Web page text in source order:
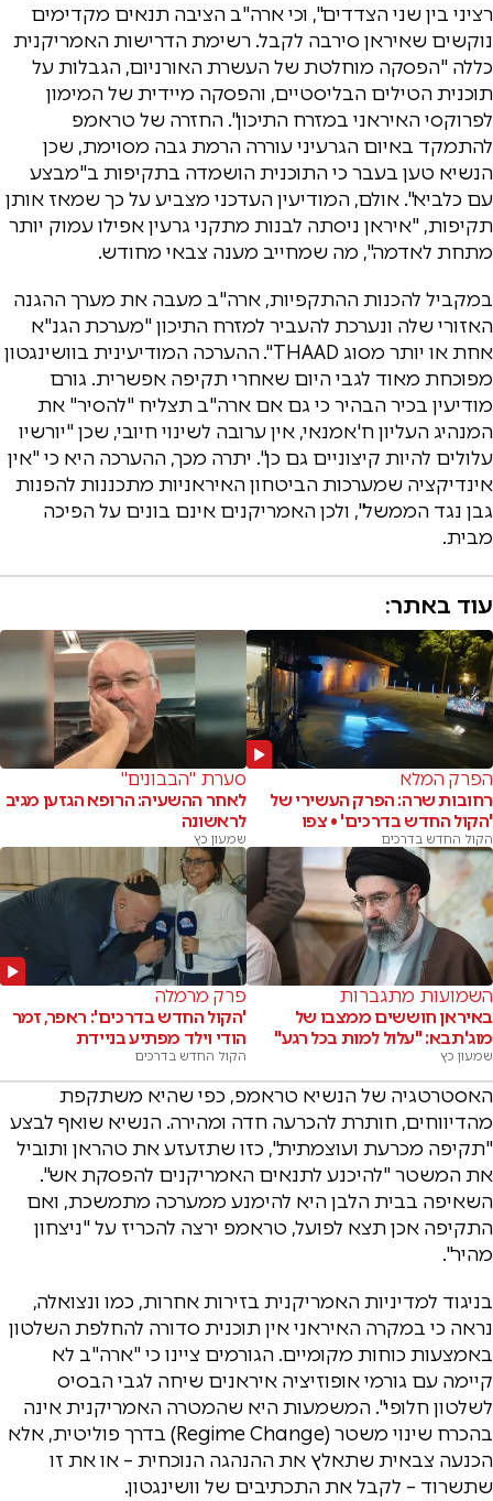
רציני בין שני הצדדים", וכי ארה"ב הציבה תנאים מקדימים
נוקשים שאיראן סירבה לקבל. רשימת הדרישות האמריקנית
כללה "הפסקה מוחלטת של העשרת האורניום, הגבלות על
תוכנית הטילים הבליסטיים, והפסקה מיידית של המימון
לפרוקסי האיראני במזרח התיכון". החזרה של טראמפ
להתמקד באיום הגרעיני עוררה הרמת גבה מסוימת, שכן
הנשיא טען בעבר כי התוכנית הושמדה בתקיפות ב"מבצע
עם כלביא". אולם, המודיעין העדכני מצביע על כך שמאז אותן
תקיפות, "איראן ניסתה לבנות מתקני גרעין אפילו עמוק יותר
מתחת לאדמה", מה שמחייב מענה צבאי מחודש.
במקביל להכנות ההתקפיות, ארה"ב מעבה את מערך ההגנה
האזורי שלה ונערכת להעביר למזרח התיכון "מערכת הגנ"א
אחת או יותר מסוג THAAD". ההערכה המודיעינית בוושינגטון
מפוכחת מאוד לגבי היום שאחרי תקיפה אפשרית. גורם
מודיעין בכיר הבהיר כי גם אם ארה"ב תצליח "להסיר" את
המנהיג העליון ח'אמנאי, אין ערובה לשינוי חיובי, שכן "יורשיו
עלולים להיות קיצוניים גם כן". יתרה מכך, ההערכה היא כי "אין
אינדיקציה שמערכות הביטחון האיראניות מתכננות להפנות
גבן נגד הממשל", ולכן האמריקנים אינם בונים על הפיכה
מבית.
עוד באתר:
הפרק המלא
רחובות שרה: הפרק העשירי של
'הקול החדש בדרכים' • צפו
הקול החדש בדרכים
סערת "הבבונים"
לאחר ההשעיה: הרופא הגזען מגיב
לראשונה
שמעון כץ
השמועות מתגברות
באיראן חוששים ממצבו של
מוג'תבא: "עלול למות בכל רגע"
שמעון כץ
פרק מרמלה
'הקול החדש בדרכים': ראפר, זמר
הודי וילד מפתיע בניידת
הקול החדש בדרכים
האסטרטגיה של הנשיא טראמפ, כפי שהיא משתקפת
מהדיווחים, חותרת להכרעה חדה ומהירה. הנשיא שואף לבצע
"תקיפה מכרעת ועוצמתית", כזו שתזעזע את טהראן ותוביל
את המשטר "להיכנע לתנאים האמריקנים להפסקת אש".
השאיפה בבית הלבן היא להימנע ממערכה מתמשכת, ואם
התקיפה אכן תצא לפועל, טראמפ ירצה להכריז על "ניצחון
מהיר".
בניגוד למדיניות האמריקנית בזירות אחרות, כמו ונצואלה,
נראה כי במקרה האיראני אין תוכנית סדורה להחלפת השלטון
באמצעות כוחות מקומיים. הגורמים ציינו כי "ארה"ב לא
קיימה עם גורמי אופוזיציה איראנים שיחה לגבי הבסיס
לשלטון חלופי". המשמעות היא שהמטרה האמריקנית אינה
בהכרח שינוי משטר (Regime Change) בדרך פוליטית, אלא
הכנעה צבאית שתאלץ את ההנהגה הנוכחית – או את זו
שתשרוד – לקבל את התכתיבים של וושינגטון.